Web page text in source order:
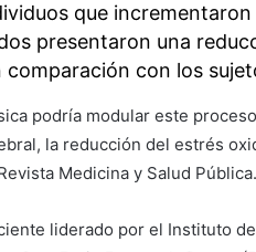
que
presentaron una
comparación con los
podría modular este
la reducción del estrés
Medicina y Salud Pública.
liderado por el Instituto de